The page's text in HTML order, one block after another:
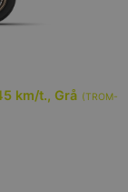
km/t., Grå (TROM-